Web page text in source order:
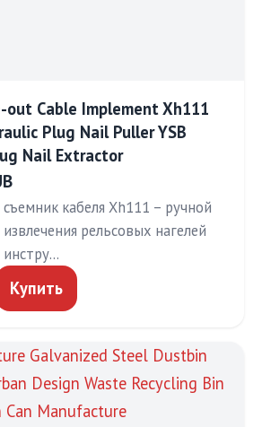
out Cable Implement Xh111
Plug Nail Puller YSB
Nail Extractor
кабеля Xh111 – ручной
рельсовых нагелей
инстру…
Купить